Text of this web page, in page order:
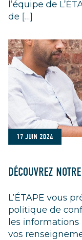
l’équipe de
de […]
17 JUIN 2024
DÉCOUVREZ
L’ÉTAPE vous
politique de
les
vos